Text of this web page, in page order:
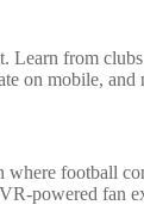
Learn from clubs
on mobile, and
football
powered fan